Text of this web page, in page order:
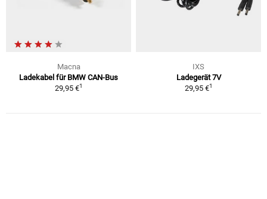
Macna
Ladekabel für BMW CAN-Bus
29,95 €1
IXS
Ladegerät 7V
29,95 €1